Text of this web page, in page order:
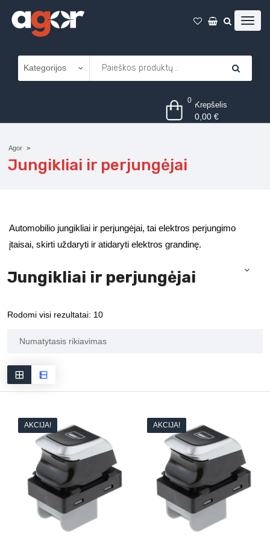
0 Krepšelis
0,00€
Agor
Jungikliai ir perjungėjai
Automobilio jungikliai ir perjungėjai, tai elektros perjungimo
įtaisai, skirti uždaryti ir atidaryti elektros grandinę.
Jungikliai ir perjungėjai
Rodomi visi rezultatai: 10
AKCIJA! AKCIJA!